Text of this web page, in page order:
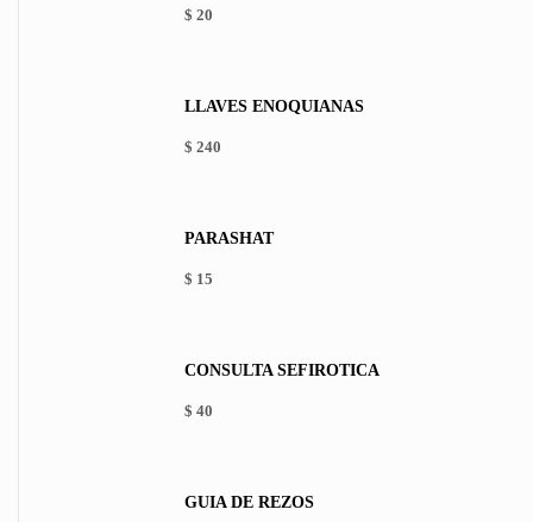
$ 20
LLAVES ENOQUIANAS
$ 240
PARASHAT
$ 15
multiple
The
be
CONSULTA SEFIRÓTICA
$ 40
GUÍA DE REZOS